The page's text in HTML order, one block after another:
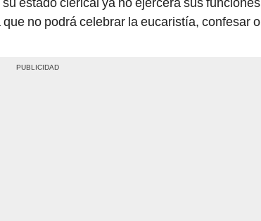
no podrá celebrar la eucaristía, confesar o